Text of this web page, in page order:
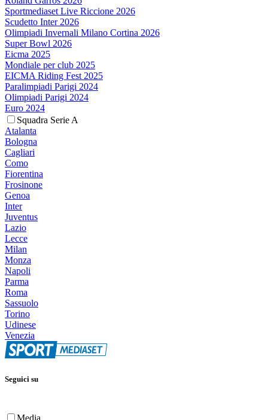
Sportmediaset Live Riccione 2026
Scudetto Inter 2026
Olimpiadi Invernali Milano Cortina 2026
Super Bowl 2026
Eicma 2025
Mondiale per club 2025
EICMA Riding Fest 2025
Paralimpiadi Parigi 2024
Olimpiadi Parigi 2024
Euro 2024
Squadra Serie A
Atalanta
Bologna
Cagliari
Como
Fiorentina
Frosinone
Genoa
Inter
Juventus
Lazio
Lecce
Milan
Monza
Napoli
Parma
Roma
Sassuolo
Torino
Udinese
Venezia
Seguici su
Media